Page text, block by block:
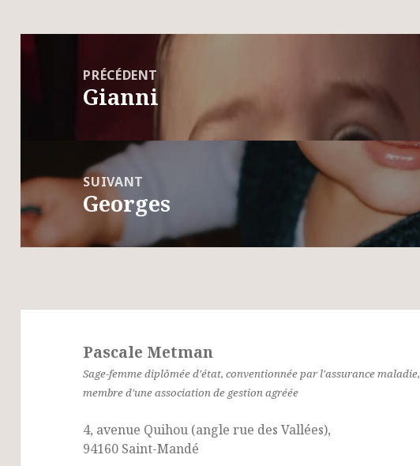
l’article
PRÉCÉDENT
Article
Gianni
SUIVANT
Article
suivant :
Georges
Pascale Metman
Sage-femme diplômée d'état, conventionnée par l'assurance maladie,
membre d'une association de gestion agréée
4, avenue Quihou (angle rue des Vallées),
94160 Saint-Mandé